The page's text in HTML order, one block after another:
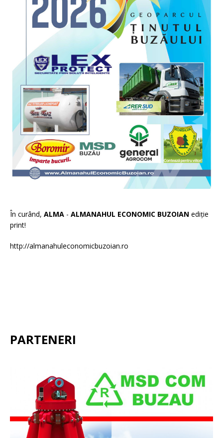
În curând, ALMA - ALMANAHUL ECONOMIC BUZOIAN ediție
print!
http://almanahuleconomicbuzoian.ro
PARTENERI